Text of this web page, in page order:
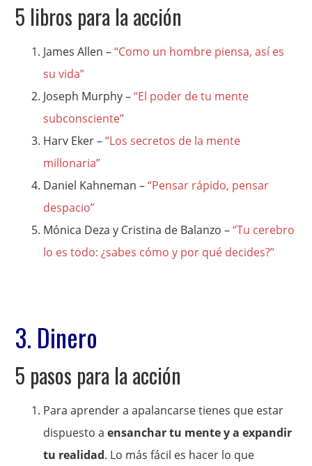
5 libros para la acción
James Allen –“Como un hombre piensa, así es
su vida”
Joseph Murphy –“El poder de tu mente
subconsciente”
Harv Eker –“Los secretos de la mente
millonaria”
Daniel Kahneman –“Pensar rápido, pensar
despacio”
Mónica Deza y Cristina de Balanzo –“Tu cerebro
lo es todo: ¿sabes cómo y por qué decides?”
3. Dinero
5 pasos para la acción
Para aprender a apalancarse tienes que estar
dispuesto aensanchar tu mente y a expandir
tu realidad. Lo más fácil es hacer lo que